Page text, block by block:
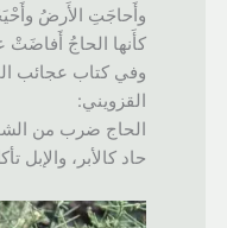
وأَحاجَتِ الأَرضُ
كأَنها الحاجُ أَفاضَتْ
وفي كتاب عجائب
القزويني:
الحاج ضرب من
حاد كالأبر، والإبل